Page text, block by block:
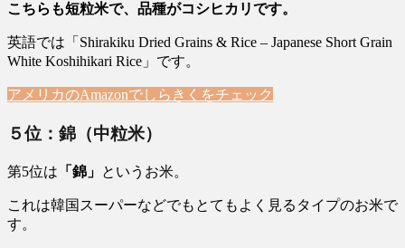
こちらも短粒米で、品種がコシヒカリです。
英語では「Shirakiku Dried Grains & Rice – Japanese Short Grain
White Koshihikari Rice」です。
アメリカのAmazonでしらきくをチェック
５位：錦（中粒米）
第5位は 「錦」 というお米。
これは韓国スーパーなどでもとてもよく見るタイプのお米で
す。